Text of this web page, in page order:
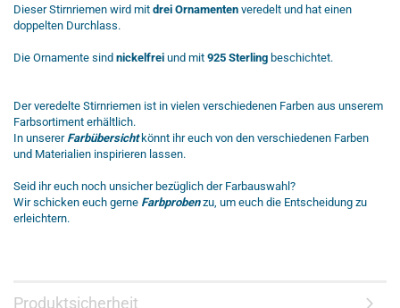
Dieser Stirnriemen wird mit drei Ornamenten veredelt und hat einen
doppelten Durchlass.
Die Ornamente sind nickelfrei und mit 925 Sterling beschichtet.
Der veredelte Stirnriemen ist in vielen verschiedenen Farben aus unserem
Farbsortiment erhältlich.
In unserer Farbübersicht könnt ihr euch von den verschiedenen Farben
und Materialien inspirieren lassen.
Seid ihr euch noch unsicher bezüglich der Farbauswahl?
Wir schicken euch gerne Farbprobenzu, um euch die Entscheidung zu
erleichtern.
Produktsicherheit